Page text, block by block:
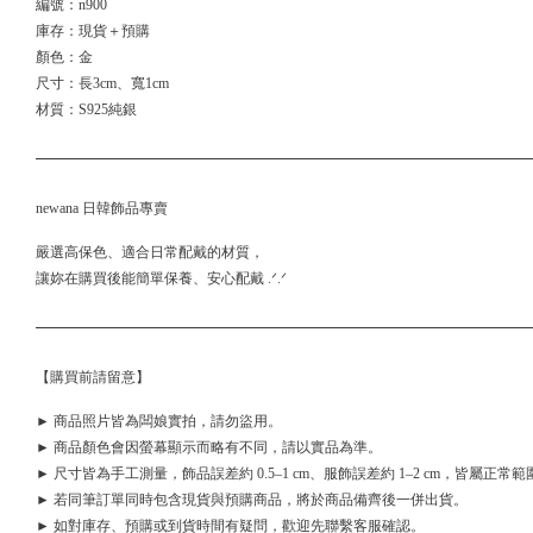
編號：n900
庫存：現貨＋預購
顏色：金
尺寸：長3cm、寬1cm
材質：S925純銀
newana 日韓飾品專賣
嚴選高保色、適合日常配戴的材質，
讓妳在購買後能簡單保養、安心配戴 .ᐟ.ᐟ
【購買前請留意】
► 商品照片皆為闆娘實拍，請勿盜用。
► 商品顏色會因螢幕顯示而略有不同，請以實品為準。
► 尺寸皆為手工測量，飾品誤差約 0.5–1 cm、服飾誤差約 1–2 cm，皆屬正常範
► 若同筆訂單同時包含現貨與預購商品，將於商品備齊後一併出貨。
► 如對庫存、預購或到貨時間有疑問，歡迎先聯繫客服確認。